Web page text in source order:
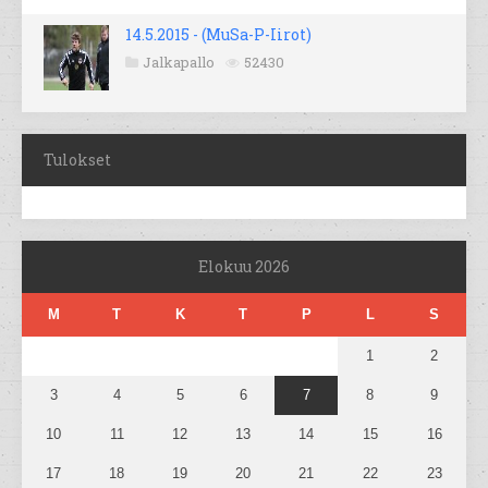
14.5.2015 - (MuSa-P-Iirot)
Jalkapallo 52430
Tulokset
Elokuu 2026
M T K T P L S
1 2
3 4 5 6 7 8 9
10 11 12 13 14 15 16
17 18 19 20 21 22 23